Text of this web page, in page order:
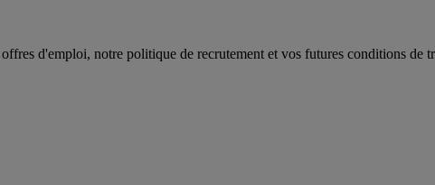
d'emploi, notre politique de recrutement et vos futures conditions de